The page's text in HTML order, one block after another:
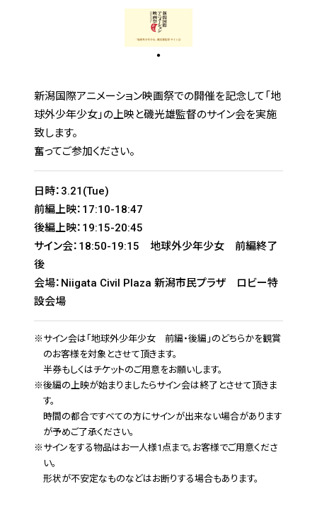
新潟国際アニメーション映画祭での開催を記念して「地
球外少年少女」の上映と磯光雄監督のサイン会を実施
致します。
奮ってご参加ください。
日時：3.21(Tue)
前編上映：17:10-18:47
後編上映：19:15-20:45
サイン会：18:50-19:15 地球外少年少女 前編終了
後
会場：Niigata Civil Plaza 新潟市民プラザ ロビー特
設会場
※ サイン会は「地球外少年少女 前編・後編」のどちらかを観賞
のお客様を対象とさせて頂きます。
半券もしくはチケットのご用意をお願いします。
※後編の上映が始まりましたらサイン会は終了とさせて頂きま
す。
時間の都合ですべての方にサインが出来ない場合があります
が予めご了承ください。
※ サインをする物品はお一人様1点まで。お客様でご用意くださ
い。
形状が不安定なものなどはお断りする場合もあります。